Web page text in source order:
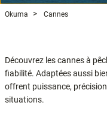
Okuma Cannes
Découvrez les cannes à
fiabilité. Adaptées aussi
offrent puissance,
situations.